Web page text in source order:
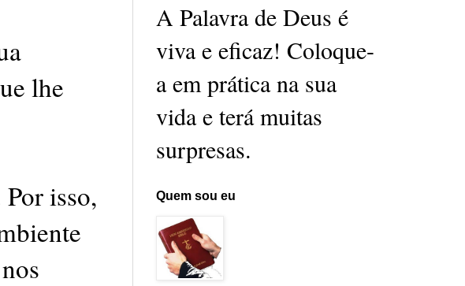
lhe
isso,
A Palavra de Deus é
viva e eficaz! Coloque-
a em prática na sua
vida e terá muitas
surpresas.
Quem sou eu